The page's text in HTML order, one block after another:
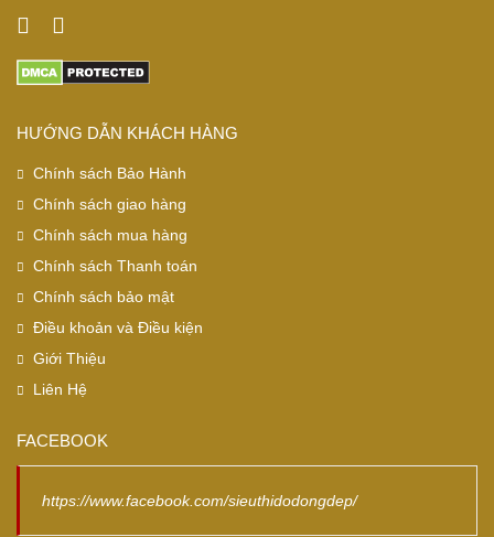
HƯỚNG DẪN KHÁCH HÀNG
Chính sách Bảo Hành
Chính sách giao hàng
Chính sách mua hàng
Chính sách Thanh toán
Chính sách bảo mật
Điều khoản và Điều kiện
Giới Thiệu
Liên Hệ
FACEBOOK
https://www.facebook.com/sieuthidodongdep/